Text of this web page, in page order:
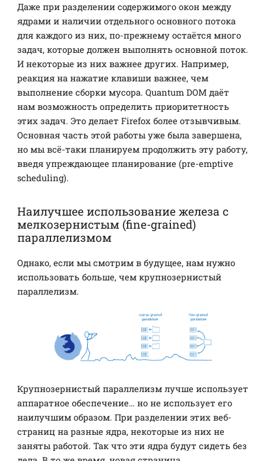
Даже при разделении содержимого окон между
ядрами и наличии отдельного основного потока
для каждого из них, по-прежнему остаётся много
задач, которые должен выполнять основной поток.
И некоторые из них важнее других. Например,
реакция на нажатие клавиши важнее, чем
выполнение сборки мусора. Quantum DOM даёт
нам возможность определить приоритетность
этих задач. Это делает Firefox более отзывчивым.
Основная часть этой работы уже была завершена,
но мы всё-таки планируем продолжить эту работу,
введя упреждающее планирование (pre-emptive
scheduling).
Наилучшее использование железа с
мелкозернистым (fine-grained)
параллелизмом
Однако, если мы смотрим в будущее, нам нужно
использовать больше, чем крупнозернистый
параллелизм.
Крупнозернистый параллелизм лучше использует
аппаратное обеспечение… но не использует его
наилучшим образом. При разделении этих веб-
страниц на разные ядра, некоторые из них не
заняты работой. Так что эти ядра будут сидеть без